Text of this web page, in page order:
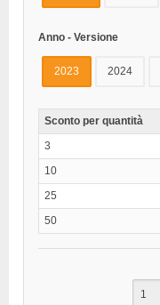
Anno - Versione
2023 2024
Sconto per quantità
3
10
25
50